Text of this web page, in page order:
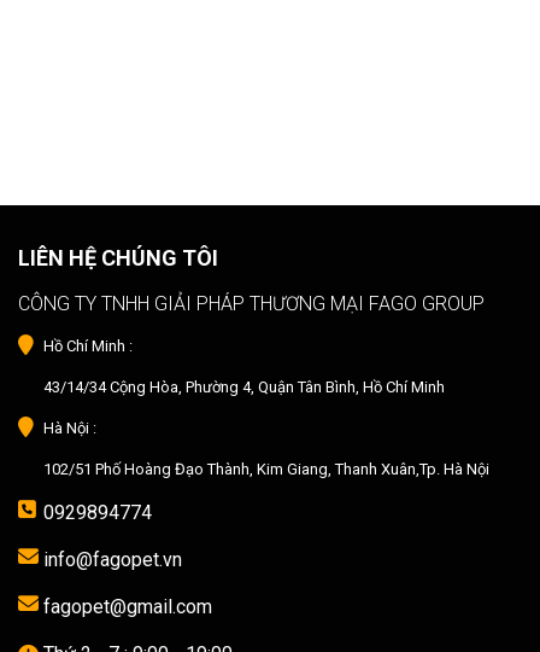
LIÊN HỆ CHÚNG TÔI
CÔNG TY TNHH GIẢI PHÁP THƯƠNG MẠI FAGO GROUP
Hồ Chí Minh :
43/14/34 Cộng Hòa, Phường 4, Quận Tân Bình, Hồ Chí Minh
Hà Nội :
102/51 Phố Hoàng Đạo Thành, Kim Giang, Thanh Xuân,Tp. Hà Nội
0929894774
info@fagopet.vn
fagopet@gmail.com